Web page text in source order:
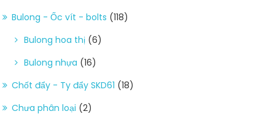
Bulong - Ốc vít - bolts (118)
Bulong hoa thị (6)
Bulong nhựa (16)
Chốt đẩy - Ty đẩy SKD61 (18)
Chưa phân loại (2)